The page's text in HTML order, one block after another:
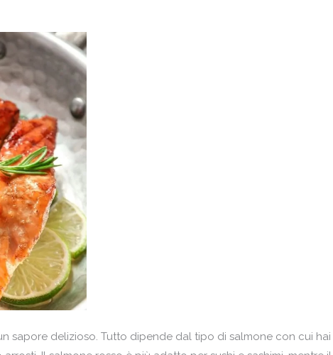
sapore delizioso. Tutto dipende dal tipo di salmone con cui hai